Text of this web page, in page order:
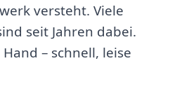
versteht. Viele
seit Jahren dabei.
– schnell, leise